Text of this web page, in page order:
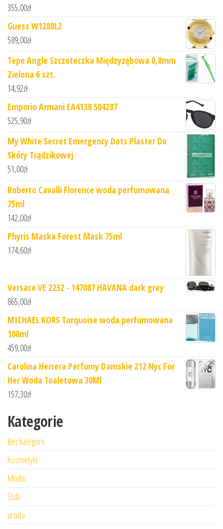
355,00zł
Guess W1288L2
589,00zł
Tepe Angle Szczoteczka Międzyzębowa 0,8mm
Zielona 6 szt.
14,92zł
Emporio Armani EA4138 504287
525,90zł
My White Secret Emergency Dots Plaster Do
Skóry Trądzikowej
51,00zł
Roberto Cavalli Florence woda perfumowana
75ml
142,00zł
Phyris Maska Forest Mask 75ml
174,60zł
Versace VE 2232 - 147087 HAVANA dark grey
865,00zł
MICHAEL KORS Turquoise woda perfumowana
100ml
459,00zł
Carolina Herrera Perfumy Damskie 212 Nyc For
Her Woda Toaletowa 30Ml
157,30zł
Kategorie
Bez kategorii
Kosmetyki
Moda
Ślub
uroda